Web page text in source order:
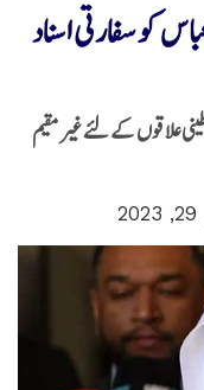
کو سفارتی اسناد
علاقوں کے لئے غیر مقیم